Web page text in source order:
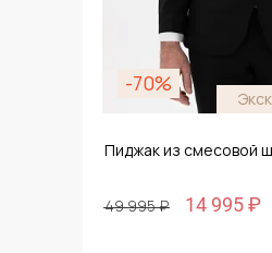
-70%
Пиджак из смесовой
49 995 ₽ 14 995 ₽